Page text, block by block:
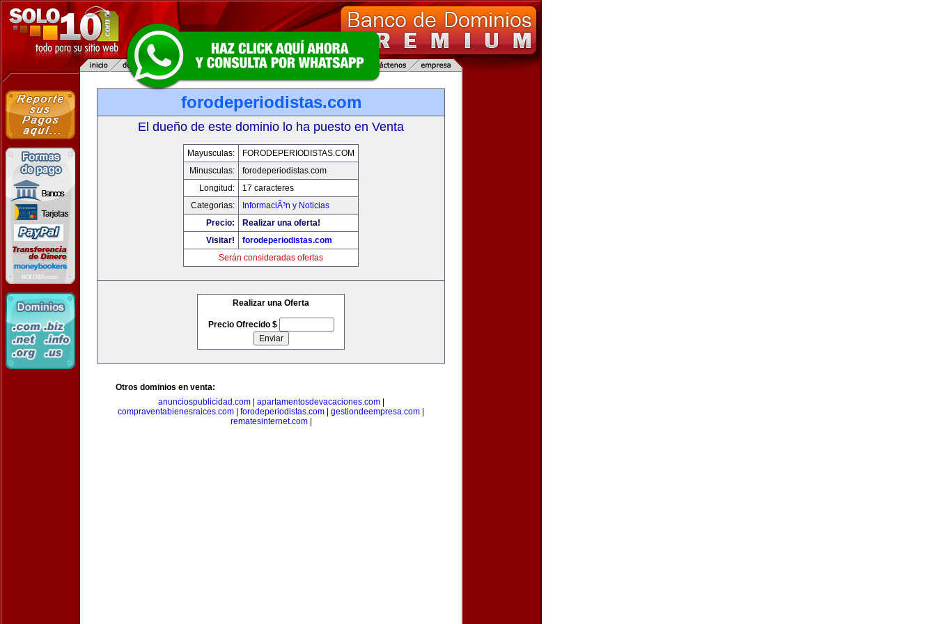
forodeperiodistas.com
El dueño de este dominio lo ha puesto en Venta
Mayusculas:
FORODEPERIODISTAS.COM
Minusculas:
forodeperiodistas.com
Longitud:
17 caracteres
Categorias:
InformaciÃ³n y Noticias
Precio:
Realizar una oferta!
Visitar!
forodeperiodistas.com
Serán consideradas ofertas
Realizar una Oferta
Precio Ofrecido $
Otros dominios en venta:
anunciospublicidad.com| apartamentosdevacaciones.com|
compraventabienesraices.com
forodeperiodistas.com gestiondeempresa.com
rematesinternet.com|